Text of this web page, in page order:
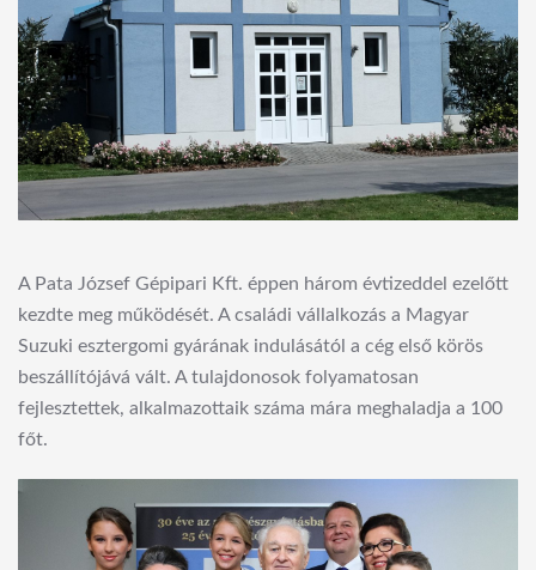
A Pata József Gépipari Kft. éppen három évtizeddel ezelőtt
kezdte meg működését. A családi vállalkozás a Magyar
Suzuki esztergomi gyárának indulásától a cég első körös
beszállítójává vált. A tulajdonosok folyamatosan
fejlesztettek, alkalmazottaik száma mára meghaladja a 100
főt.